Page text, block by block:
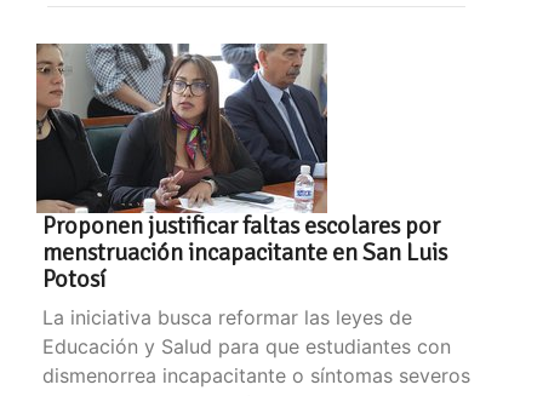
Proponen justificar faltas escolares por
menstruación incapacitante en San Luis
Potosí
La iniciativa busca reformar las leyes de
Educación y Salud para que estudiantes con
dismenorrea incapacitante o síntomas severos